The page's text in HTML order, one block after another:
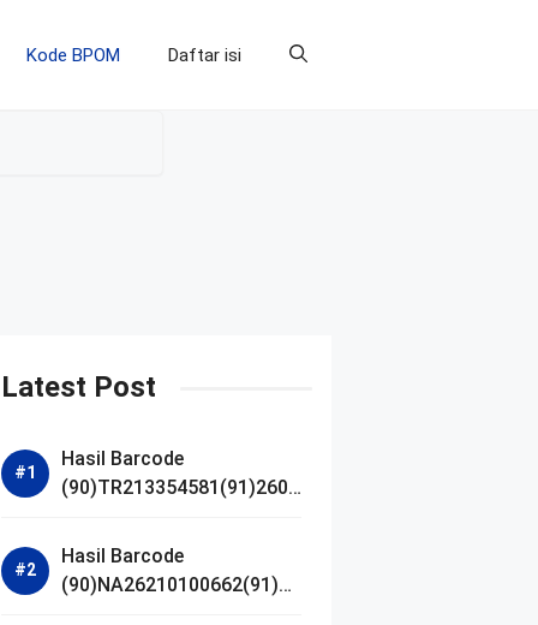
Kode BPOM Daftar isi
Latest Post
Hasil Barcode
(90)TR213354581(91)2607
Hasil Barcode
(90)NA26210100662(91)24